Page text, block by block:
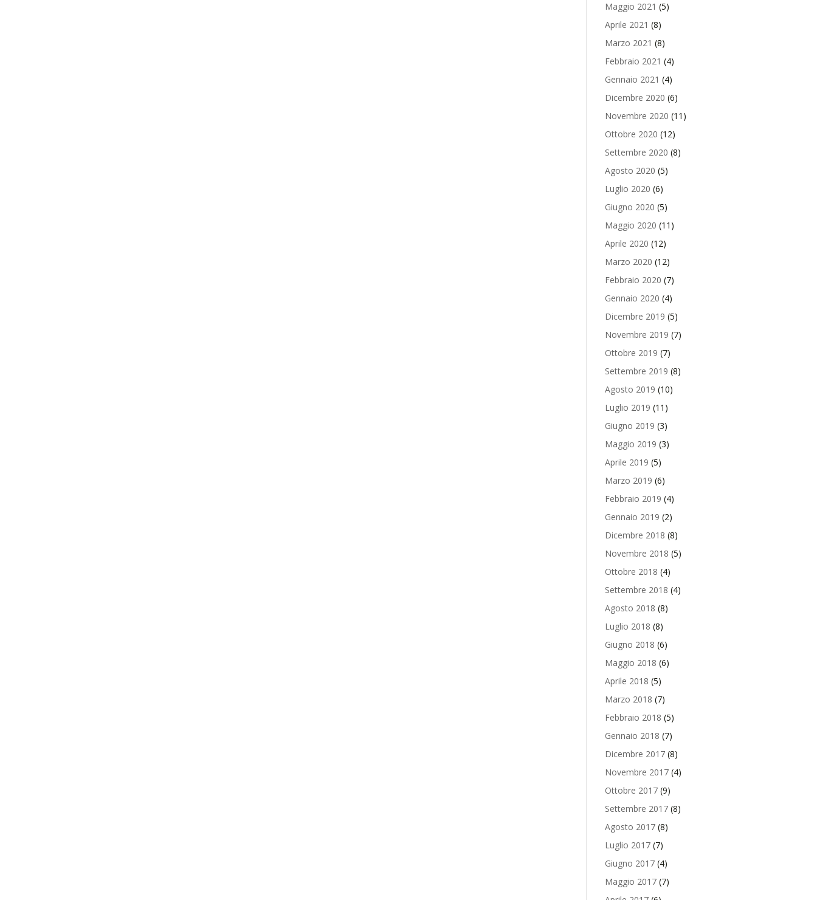
Maggio 2021 (5)
Aprile 2021 (8)
Marzo 2021 (8)
Febbraio 2021 (4)
Gennaio 2021 (4)
Dicembre 2020 (6)
Novembre 2020 (11)
Ottobre 2020 (12)
Settembre 2020 (8)
Agosto 2020 (5)
Luglio 2020 (6)
Giugno 2020 (5)
Maggio 2020 (11)
Aprile 2020 (12)
Marzo 2020 (12)
Febbraio 2020 (7)
Gennaio 2020 (4)
Dicembre 2019 (5)
Novembre 2019 (7)
Ottobre 2019 (7)
Settembre 2019 (8)
Agosto 2019 (10)
Luglio 2019 (11)
Giugno 2019 (3)
Maggio 2019 (3)
Aprile 2019 (5)
Marzo 2019 (6)
Febbraio 2019 (4)
Gennaio 2019 (2)
Dicembre 2018 (8)
Novembre 2018 (5)
Ottobre 2018 (4)
Settembre 2018 (4)
Agosto 2018 (8)
Luglio 2018 (8)
Giugno 2018 (6)
Maggio 2018 (6)
Aprile 2018 (5)
Marzo 2018 (7)
Febbraio 2018 (5)
Gennaio 2018 (7)
Dicembre 2017(8)
Novembre 2017(4)
Ottobre 2017(9)
Settembre 2017(8)
Agosto 2017(8)
Luglio 2017(7)
Giugno 2017(4)
Maggio 2017(7)